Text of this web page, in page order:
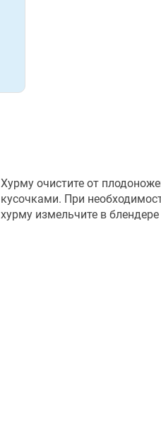
Хурму очистите от
кусочками. При
хурму измельчите в